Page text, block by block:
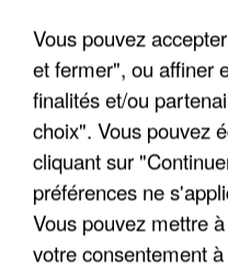
UN SECOND CADRE
INTERPELLÉ EN
Vous pouvez
et fermer", ou affiner
finalités et/ou
choix". Vous pouvez
cliquant sur
préférences ne
Vous pouvez mettre
votre consentement